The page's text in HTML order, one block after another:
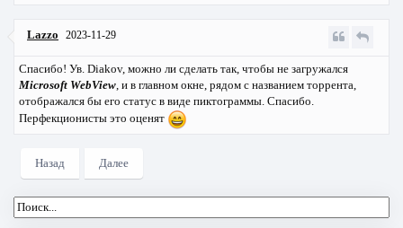
Lazzo 2023-11-29
Спасибо! Ув. Diakov, можно ли сделать так, чтобы не загружался
Microsoft WebView, и в главном окне, рядом с названием торрента,
отображался бы его статус в виде пиктограммы. Спасибо.
Перфекционисты это оценят
Назад Далее